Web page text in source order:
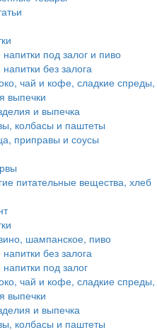
под залог и пиво
без залога
чай и кофе, сладкие спреды,
выпечки
и выпечка
колбасы и паштеты
приправы и соусы
питательные вещества, хлеб
шампанское, пиво
без залога
под залог
чай и кофе, сладкие спреды,
выпечки
и выпечка
колбасы и паштеты